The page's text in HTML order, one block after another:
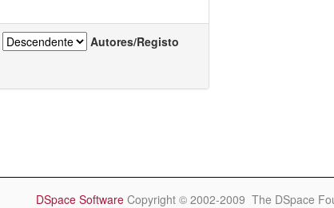
Autores/Registo
DSpace Software Copyright © 2002-2009 The DSpace